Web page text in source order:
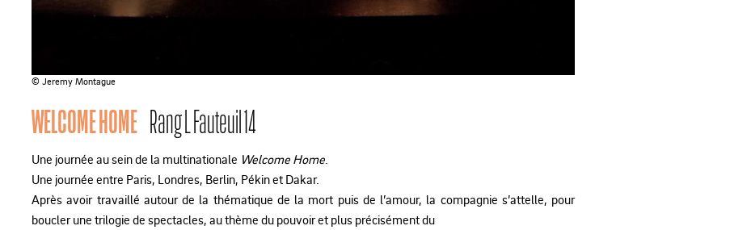
© Jeremy Montague
WELCOME HOME Rang L Fauteuil 14
Une journée au sein de la multinationale Welcome Home
Une journée entre Paris, Londres, Berlin, Pékin et Dakar.
Après avoir travaillé autour de la thématique de la mort puis de l’amour, la compagnie s’attelle, pour
boucler une trilogie de spectacles, au thème du pouvoir et plus précisément du